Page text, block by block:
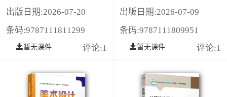
出版日期:2026-07-20
条码:9787111811299
暂无课件 评论:1
出版日期:2026-07-09
条码:9787111809951
暂无课件 评论:1